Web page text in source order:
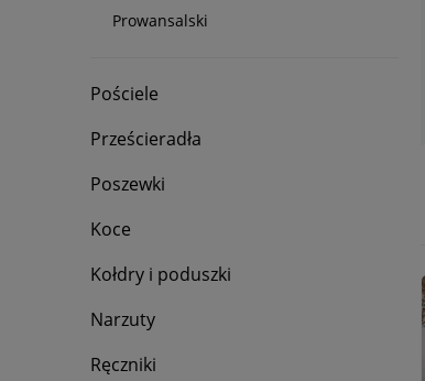
Prowansalski
Pościele
Prześcieradła
Poszewki
Koce
Kołdry i poduszki
Narzuty
Ręczniki